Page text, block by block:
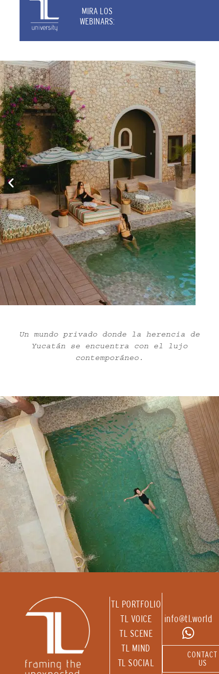
MIRA LOS
WEBINARS:
Un mundo privado donde la herencia de
Yucatán se encuentra con el lujo
contemporáneo.
TL PORTFOLIO
TL VOICE
TL SCENE
TL MIND
TL SOCIAL
info@tl.world
CONTACT
US